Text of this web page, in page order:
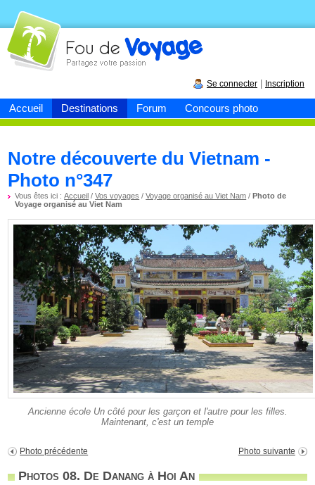
Accueil Destinations Forum Concours photo
Fou devoyage
Se connecter Inscription
Notre découverte du Vietnam -
Photo n°347
Vous êtes ici :Accueil /Vos voyages /Voyage organisé au Viet Nam /Photo de
Voyage organisé au Viet Nam
Ancienne école Un côté pour les garçon et l'autre pour les filles.
Maintenant, c'est un temple
Photo précédente Photo suivante
Photos 08. De Danang à Hoi An